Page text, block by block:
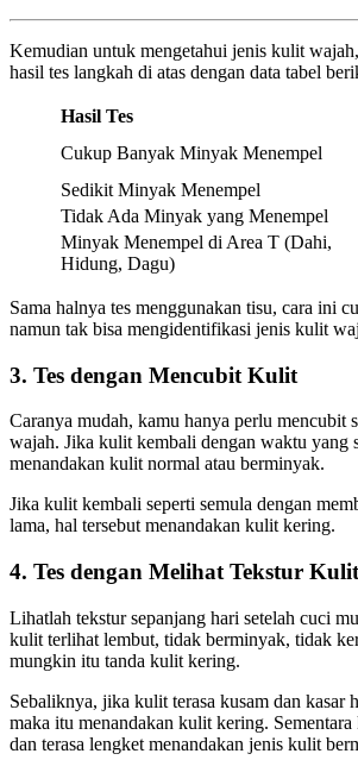
Kemudian untuk mengetahui jenis kulit
hasil tes langkah di atas dengan data tabel
Hasil Tes
Cukup Banyak Minyak Menempel
Sedikit Minyak Menempel
Tidak Ada Minyak yang Menempel
Minyak Menempel di Area T (Dahi,
Hidung, Dagu)
Sama halnya tes menggunakan tisu, cara ini
namun tak bisa mengidentifikasi jenis kulit
3. Tes dengan Mencubit Kulit
Caranya mudah, kamu hanya perlu mencubit
wajah. Jika kulit kembali dengan waktu yang
menandakan kulit normal atau berminyak.
Jika kulit kembali seperti semula dengan
lama, hal tersebut menandakan kulit kering.
4. Tes dengan Melihat Tekstur Kulit
Lihatlah tekstur sepanjang hari setelah cuci
kulit terlihat lembut, tidak berminyak, tidak
mungkin itu tanda kulit kering.
Sebaliknya, jika kulit terasa kusam dan kasar
maka itu menandakan kulit kering.
dan terasa lengket menandakan jenis kulit